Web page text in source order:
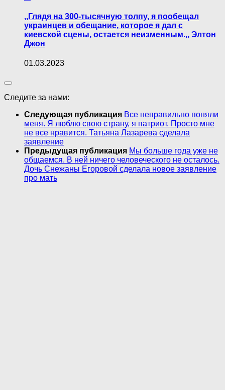
,,Глядя на 300-тысячную толпу, я пообещал
украинцев и обещание, которое я дал с
киевской сцены, остается неизменным.,, Элтон
Джон
01.03.2023
Следите за нами:
Следующая публикация Все неправильно поняли
меня. Я люблю свою страну, я патриот. Просто мне
не все нравится. Татьяна Лазарева сделала
заявление
Предыдущая публикация Мы больше года уже не
общаемся. В ней ничего человеческого не осталось.
Дочь Снежаны Егоровой сделала новое заявление
про мать